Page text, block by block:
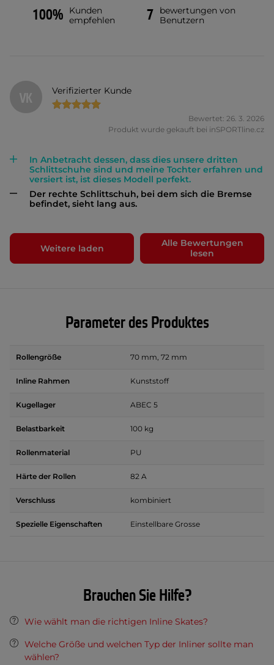
100%
Kunden
empfehlen
7
bewertungen von
Benutzern
VK Verifizierter Kunde
Bewertet: 26. 3. 2026
Produkt wurde gekauft bei inSPORTline.cz
In Anbetracht dessen, dass dies unsere dritten
Schlittschuhe sind und meine Tochter erfahren und
versiert ist, ist dieses Modell perfekt.
Der rechte Schlittschuh, bei dem sich die Bremse
befindet, sieht lang aus.
Weitere laden
Alle Bewertungen
lesen
Parameter des Produktes
Rollengröße 70 mm, 72 mm
Inline Rahmen Kunststoff
Kugellager ABEC 5
Belastbarkeit 100 kg
Rollenmaterial PU
Härte der Rollen 82 A
Verschluss kombiniert
Spezielle Eigenschaften Einstellbare Grosse
Brauchen Sie Hilfe?
Wie wählt man die richtigen Inline Skates?
Welche Größe und welchen Typ der Inliner sollte man
wählen?